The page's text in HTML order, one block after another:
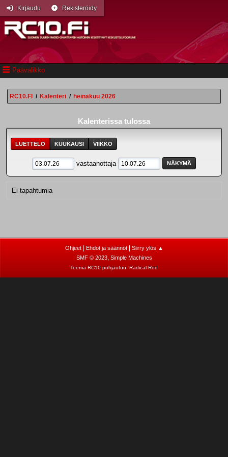
Päävalikko
Kirjaudu Rekisteröidy
RC10.FI / Kalenteri / heinäkuu 2026
Kalenterissa tulossa
LUETTELO KUUKAUSI VIIKKO
vastaanottaja
Ei tapahtumia
Ohjeet| Ehdot ja säännöt|
Siirry ylös ▲
SMF © 2023, Simple Machines
Teema RC10 pohjautuu: Radical Red